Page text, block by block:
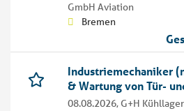
GmbH Aviation
Bremen
Industriemechaniker
& Wartung von Tür-
08.08.2026, G+H